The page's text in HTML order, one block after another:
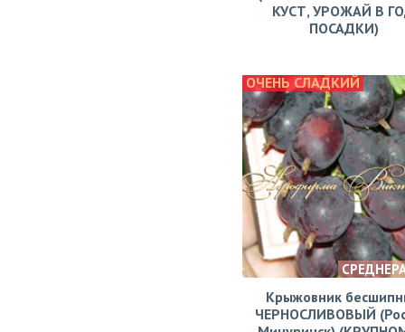
КУСТ, УРОЖАЙ В
ПОСАДКИ)
ОЧЕНЬ СЛАДКИЙ
Крыжовник
ЧЕРНОСЛИВОВЫЙ